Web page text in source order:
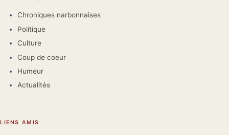
Chroniques narbonnaises
Politique
Culture
Coup de coeur
Humeur
Actualités
LIENS AMIS